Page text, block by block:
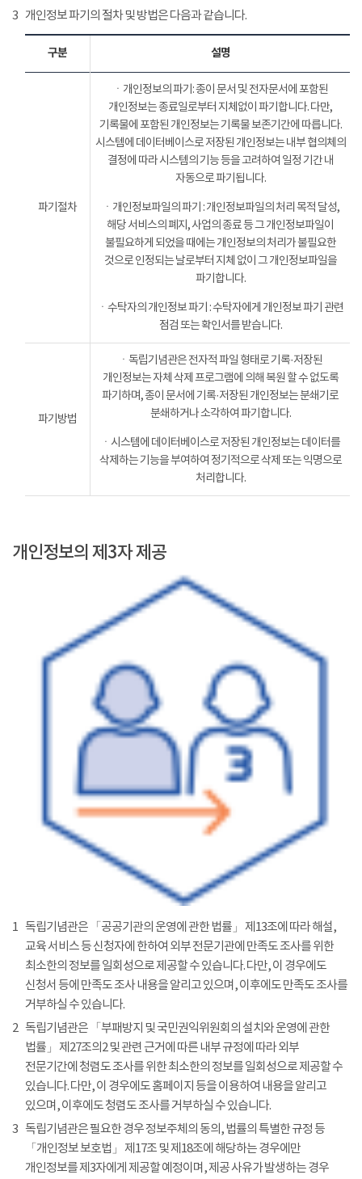
3 개인정보 파기의 절차 및 방법은 다음과 같습니다.
구분 설명
파기절차
ㆍ개인정보의 파기: 종이 문서 및 전자문서에 포함된
개인정보는 종료일로부터 지체없이 파기합니다. 다만,
기록물에 포함된 개인정보는 기록물 보존기간에 따릅니다.
시스템에 데이터베이스로 저장된 개인정보는 내부 협의체의
결정에 따라 시스템의 기능 등을 고려하여 일정 기간 내
자동으로 파기됩니다.
ㆍ개인정보파일의 파기 : 개인정보파일의 처리 목적 달성,
해당 서비스의 폐지, 사업의 종료 등 그 개인정보파일이
불필요하게 되었을 때에는 개인정보의 처리가 불필요한
것으로 인정되는 날로부터 지체 없이 그 개인정보파일을
파기합니다.
ㆍ수탁자의 개인정보 파기 : 수탁자에게 개인정보 파기 관련
점검 또는 확인서를 받습니다.
파기방법
ㆍ독립기념관은 전자적 파일 형태로 기록·저장된
개인정보는 자체 삭제 프로그램에 의해 복원 할 수 없도록
파기하며, 종이 문서에 기록·저장된 개인정보는 분쇄기로
분쇄하거나 소각하여 파기합니다.
ㆍ시스템에 데이터베이스로 저장된 개인정보는 데이터를
삭제하는 기능을 부여하여 정기적으로 삭제 또는 익명으로
처리합니다.
개인정보의 제3자 제공
1 독립기념관은 「공공기관의 운영에 관한 법률」 제13조에 따라 해설,
교육 서비스 등 신청자에 한하여 외부 전문기관에 만족도 조사를 위한
최소한의 정보를 일회성으로 제공할 수 있습니다. 다만, 이 경우에도
신청서 등에 만족도 조사 내용을 알리고 있으며, 이후에도 만족도 조사를
거부하실 수 있습니다.
2 독립기념관은 「부패방지 및 국민권익위원회의 설치와 운영에 관한
법률」 제27조의2 및 관련 근거에 따른 내부 규정에 따라 외부
전문기간에 청렴도 조사를 위한 최소한의 정보를 일회성으로 제공할 수
있습니다. 다만, 이 경우에도 홈페이지 등을 이용하여 내용을 알리고
있으며, 이후에도 청렴도 조사를 거부하실 수 있습니다.
3 독립기념관은 필요한 경우 정보주체의 동의, 법률의 특별한 규정 등
「개인정보 보호법」 제17조 및 제18조에 해당하는 경우에만
개인정보를 제3자에게 제공할 예정이며, 제공 사유가 발생하는 경우